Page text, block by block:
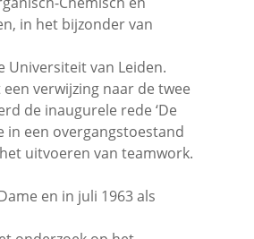
in het bijzonder van
Universiteit van Leiden.
een verwijzing naar de twee
de inaugurele rede ‘De
in een overgangstoestand
uitvoeren van teamwork.
en in juli 1963 als